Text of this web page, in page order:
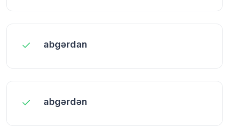
abgərdan
abgərdən